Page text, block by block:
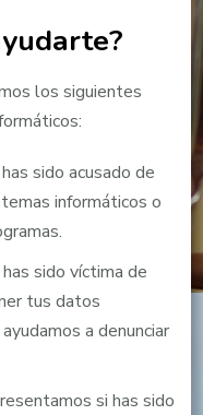
los siguientes
sido acusado de
informáticos o
sido víctima de
tus datos
a denunciar
si has sido